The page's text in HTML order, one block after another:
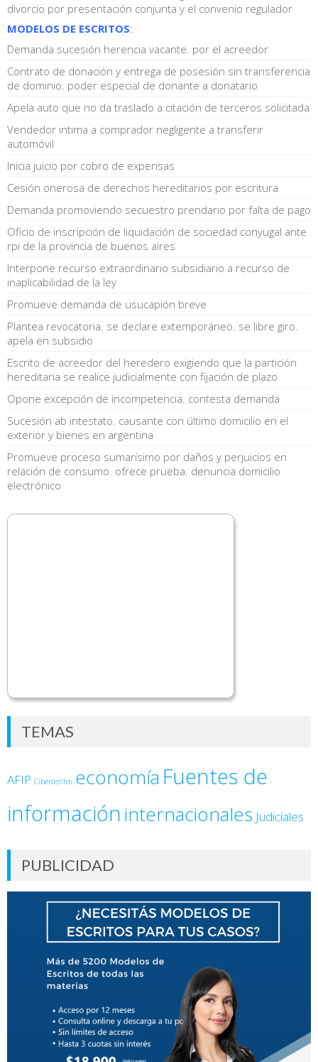
divorcio por presentación conjunta y el convenio regulador
MODELOS DE ESCRITOS:
Demanda sucesión herencia vacante. por el acreedor
Contrato de donación y entrega de posesión sin transferencia
de dominio. poder especial de donante a donatario
Apela auto que no da traslado a citación de terceros solicitada
Vendedor intima a comprador negligente a transferir
automóvil
Inicia juicio por cobro de expensas
Cesión onerosa de derechos hereditarios por escritura
Demanda promoviendo secuestro prendario por falta de pago
Oficio de inscripción de liquidación de sociedad conyugal ante
rpi de la provincia de buenos aires
Interpone recurso extraordinario subsidiario a recurso de
inaplicabilidad de la ley
Promueve demanda de usucapión breve
Plantea revocatoria. se declare extemporáneo. se libre giro.
apela en subsidio
Escrito de acreedor del heredero exigiendo que la partición
hereditaria se realice judicialmente con fijación de plazo
Opone excepción de incompetencia. contesta demanda
Sucesión ab intestato. causante con último domicilio en el
exterior y bienes en argentina
Promueve proceso sumarísimo por daños y perjuicios en
relación de consumo. ofrece prueba. denuncia domicilio
electrónico
TEMAS
AFIP Ciberdelitos economía Fuentes de
informacióninternacionales Judiciales
PUBLICIDAD